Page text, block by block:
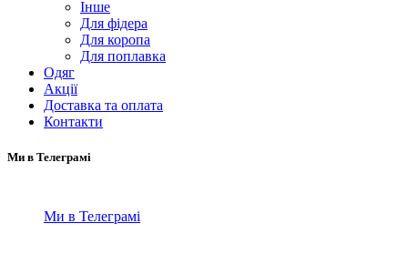
Інше
Для фідера
Для коропа
Для поплавка
Одяг
Акції
Доставка та оплата
Контакти
Ми в Телеграмі
Ми в Телеграмі